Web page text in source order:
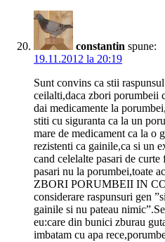
constantin spune:
19.11.2012 la 20:19
Sunt convins ca stii
ceilalti,daca zbori porumbeii
dai medicamente la
stiti cu siguranta ca la un
mare de medicament ca la o
rezistenti ca gainile,ca si un
cand celelalte pasari de
pasari nu la porumbei,toate
ZBORI PORUMBEII IN
considerare raspunsuri gen
gainile si nu pateau
eu:care din bunici zburau
imbatam cu apa